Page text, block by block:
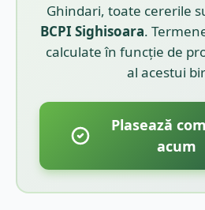
Ghindari, toate cererile
BCPI Sighisoara.
calculate în funcție de
al acestui
Plasează
acum